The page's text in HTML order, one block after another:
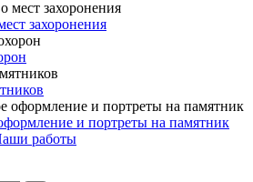
захоронения
и портреты на памятник
работы